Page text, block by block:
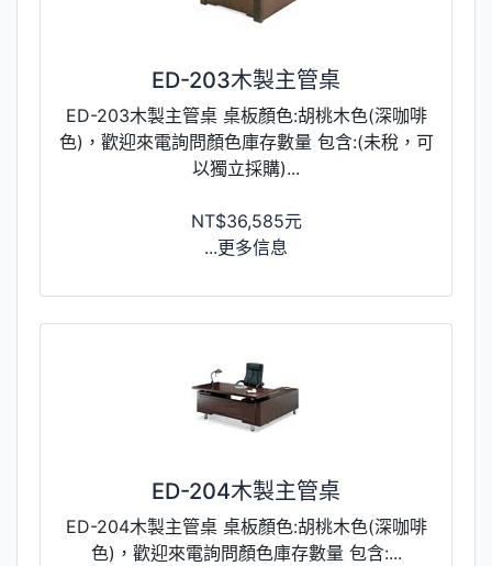
ED-203木製主管桌
ED-203木製主管桌 桌板顏色:胡桃木色(深咖啡
色)，歡迎來電詢問顏色庫存數量 包含:(未稅，可
以獨立採購)...
NT$36,585元
...更多信息
ED-204木製主管桌
ED-204木製主管桌 桌板顏色:胡桃木色(深咖啡
色)，歡迎來電詢問顏色庫存數量 包含:...